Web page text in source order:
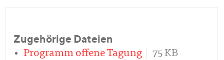
Zugehörige Dateien
Programm offene Tagung
75 KB